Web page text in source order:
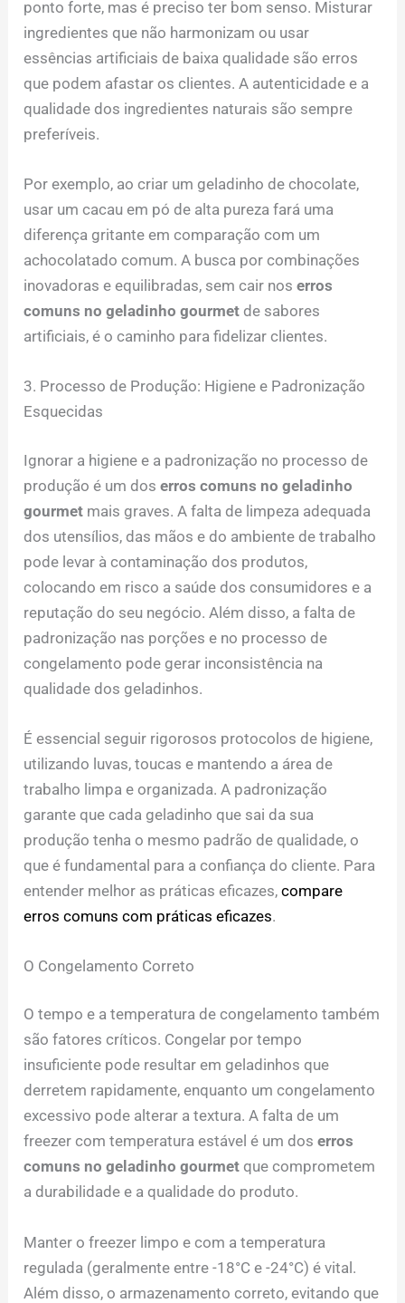
ponto forte, mas é preciso ter bom senso. Misturar
ingredientes que não harmonizam ou usar
essências artificiais de baixa qualidade são erros
que podem afastar os clientes. A autenticidade e a
qualidade dos ingredientes naturais são sempre
preferíveis.
Por exemplo, ao criar um geladinho de chocolate,
usar um cacau em pó de alta pureza fará uma
diferença gritante em comparação com um
achocolatado comum. A busca por combinações
inovadoras e equilibradas, sem cair noserros
comuns no geladinho gourmet de sabores
artificiais, é o caminho para fidelizar clientes.
3. Processo de Produção: Higiene e Padronização
Esquecidas
Ignorar a higiene e a padronização no processo de
produção é um doserros comuns no geladinho
gourmet mais graves. A falta de limpeza adequada
dos utensílios, das mãos e do ambiente de trabalho
pode levar à contaminação dos produtos,
colocando em risco a saúde dos consumidores e a
reputação do seu negócio. Além disso, a falta de
padronização nas porções e no processo de
congelamento pode gerar inconsistência na
qualidade dos geladinhos.
É essencial seguir rigorosos protocolos de higiene,
utilizando luvas, toucas e mantendo a área de
trabalho limpa e organizada. A padronização
garante que cada geladinho que sai da sua
produção tenha o mesmo padrão de qualidade, o
que é fundamental para a confiança do cliente. Para
entender melhor as práticas eficazes,compare
erros comuns com práticas eficazes.
O Congelamento Correto
O tempo e a temperatura de congelamento também
são fatores críticos. Congelar por tempo
insuficiente pode resultar em geladinhos que
derretem rapidamente, enquanto um congelamento
excessivo pode alterar a textura. A falta de um
freezer com temperatura estável é um doserros
comuns no geladinho gourmet que comprometem
a durabilidade e a qualidade do produto.
Manter o freezer limpo e com a temperatura
regulada (geralmente entre -18°C e -24°C) é vital.
Além disso, o armazenamento correto, evitando que